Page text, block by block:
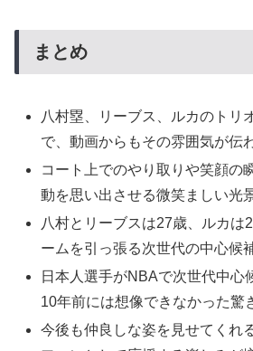
まとめ
八村塁、リーブス、ルカのトリ
で、動画からもその雰囲気が伝
コート上でのやり取りや笑顔の
動を思い出させる微笑ましい光
八村とリーブスは27歳、ルカは
ームを引っ張る次世代の中心候
日本人選手がNBAで次世代中心
10年前には想像できなかった驚
今後も仲良しな姿を見せてくれ